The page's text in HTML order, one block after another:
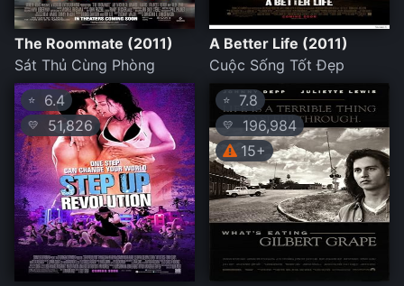
The Roommate (2011)
Sát Thủ Cùng Phòng
A Better Life (2011)
Cuộc Sống Tốt Đẹp
⭐ 6.4
💛 51,826
⭐ 7.8
💛
196,984
15+